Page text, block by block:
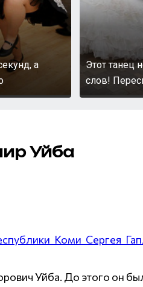
а
Этот танец
слов!
Уйба
Коми Сергея
Уйба. До этого он